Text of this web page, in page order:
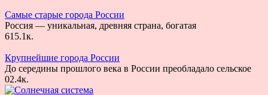
Самые старые города России
Россия — уникальная, древняя страна, богатая
615.1к.
Крупнейшие города России
До середины прошлого века в России преобладало сельское
02.4к.